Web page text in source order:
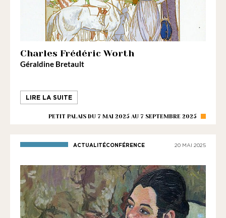
Charles Frédéric Worth
Géraldine Bretault
LIRE LA SUITE
PETIT PALAIS DU 7 MAI 2025 AU 7 SEPTEMBRE 2025
ACTUALITÉCONFÉRENCE 20 MAI 2025